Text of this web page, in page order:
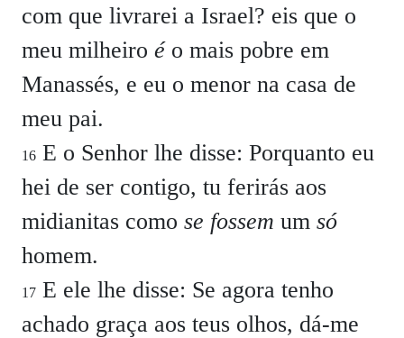
com que livrarei a Israel? eis que o
meu milheiro éo mais pobre em
Manassés, e eu o menor na casa de
meu pai.
16 E o Senhor lhe disse: Porquanto eu
hei de ser contigo, tu ferirás aos
midianitas como se fossem um só
homem.
17 E ele lhe disse: Se agora tenho
achado graça aos teus olhos, dá-me